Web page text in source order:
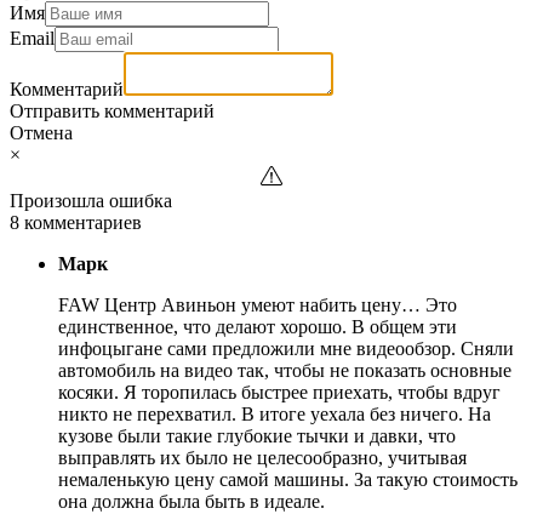
Имя
Email
Комментарий
Отправить комментарий
Отмена
×
Произошла ошибка
8 комментариев
Марк
FAW Центр Авиньон умеют набить цену… Это
единственное, что делают хорошо. В общем эти
инфоцыгане сами предложили мне видеообзор. Сняли
автомобиль на видео так, чтобы не показать основные
косяки. Я торопилась быстрее приехать, чтобы вдруг
никто не перехватил. В итоге уехала без ничего. На
кузове были такие глубокие тычки и давки, что
выправлять их было не целесообразно, учитывая
немаленькую цену самой машины. За такую стоимость
она должна была быть в идеале.